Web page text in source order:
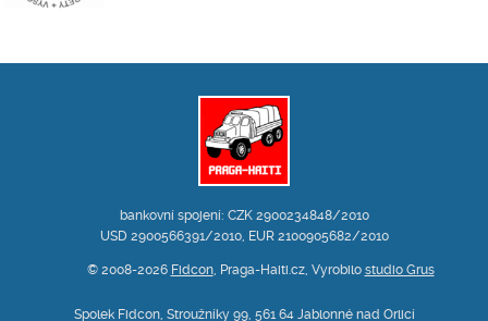
bankovní spojení: CZK 2900234848/2010
USD 2900566391/2010, EUR 2100905682/2010
© 2008-2026 Fidcon, Praga-Haiti.cz, Vyrobilo studio Grus
Spolek Fidcon, Stroužníky 99, 561 64 Jablonné nad Orlicí